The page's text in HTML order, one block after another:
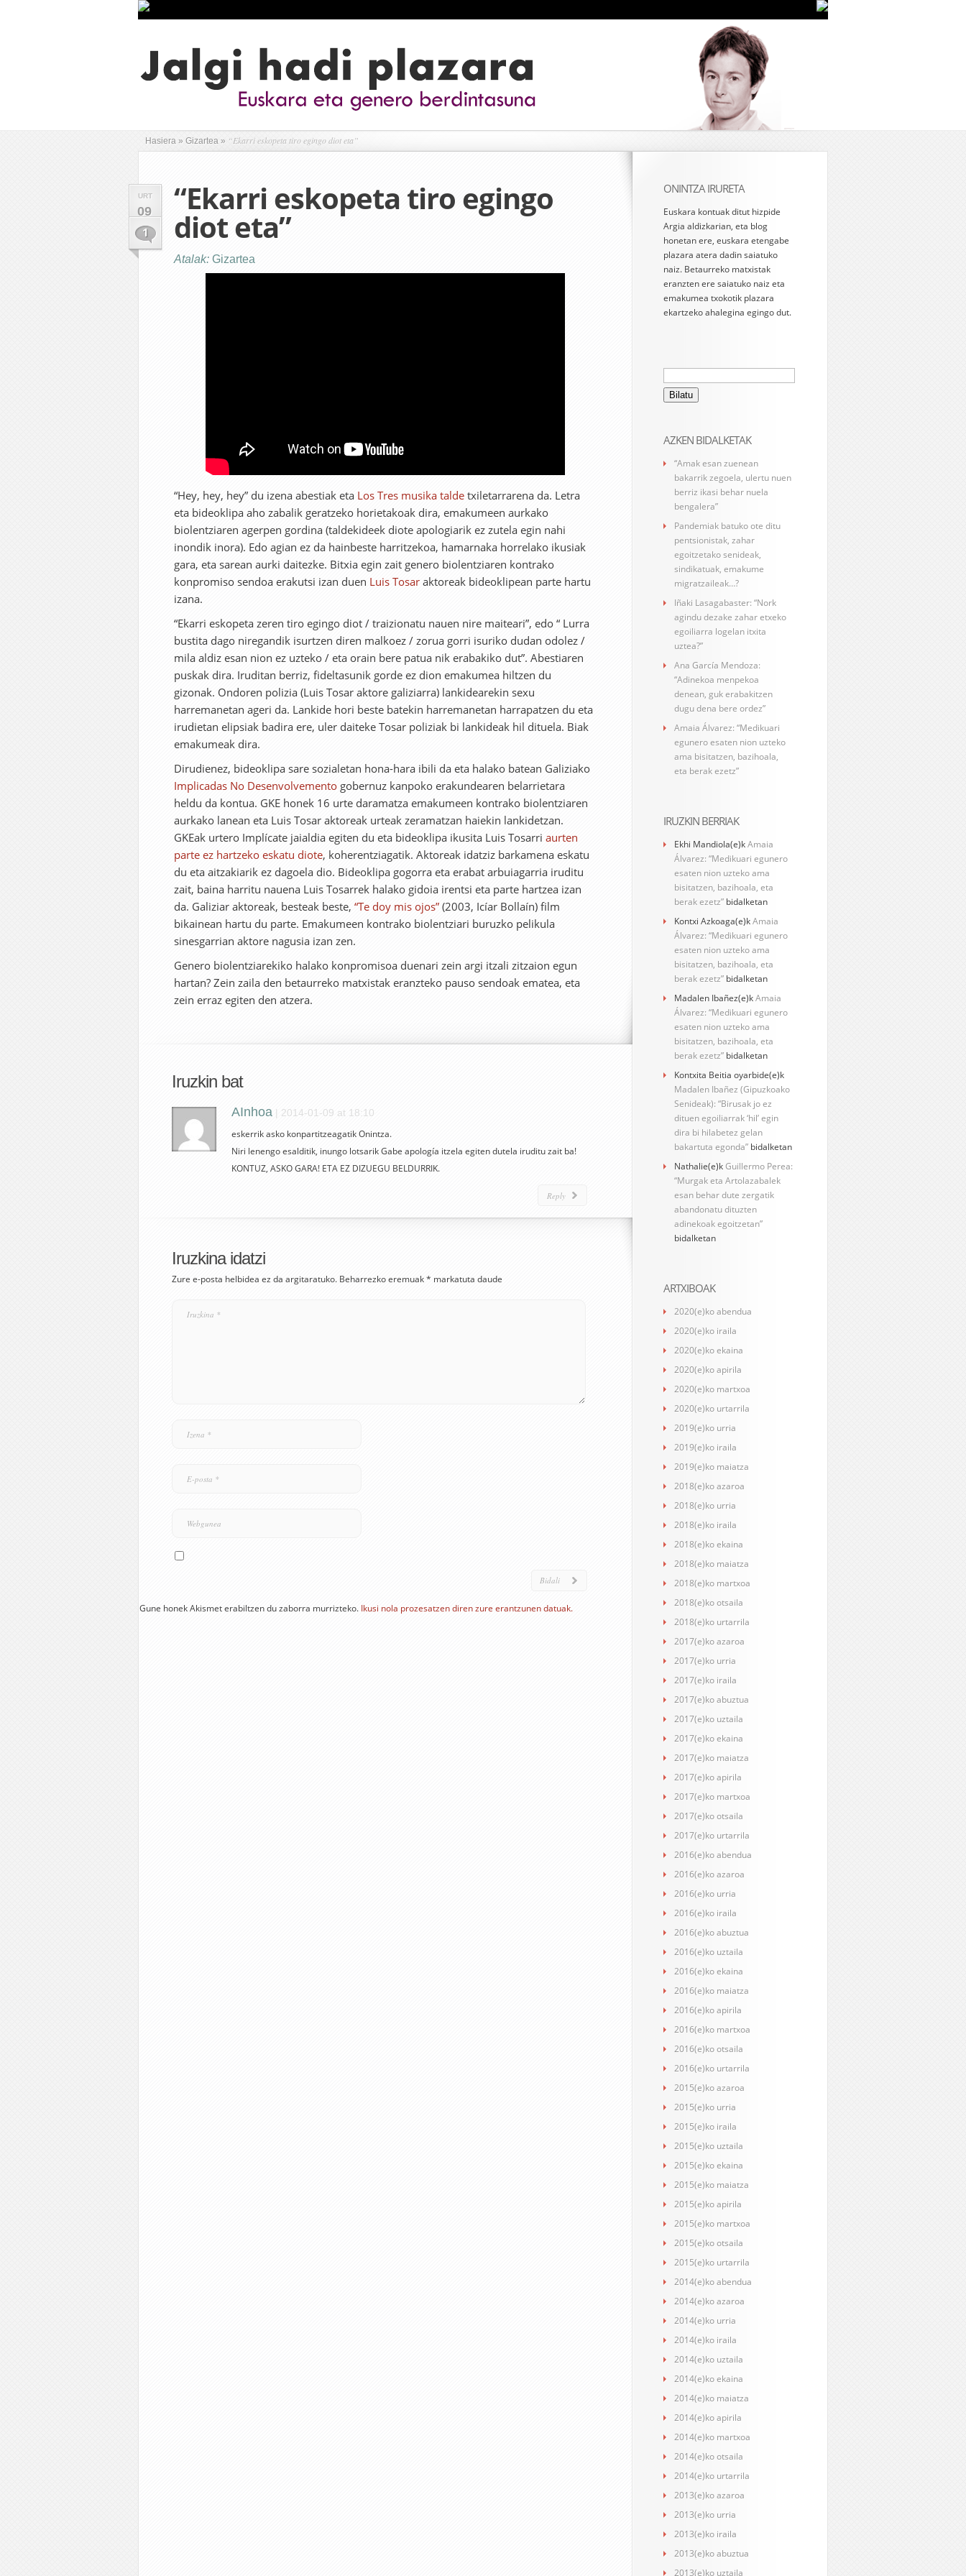
Hasiera » Gizartea » “Ekarri eskopeta tiro egingo diot eta”
URT
09
1
“Ekarri eskopeta tiro egingo
diot eta”
Atalak: Gizartea
“Hey, hey, hey” du izena abestiak eta Los Tres musika talde txiletarrarena da. Letra
eta bideoklipa aho zabalik geratzeko horietakoak dira, emakumeen aurkako
biolentziaren agerpen gordina (taldekideek diote apologiarik ez zutela egin nahi
inondik inora). Edo agian ez da hainbeste harritzekoa, hamarnaka horrelako ikusiak
gara, eta sarean aurki daitezke. Bitxia egin zait genero biolentziaren kontrako
konpromiso sendoa erakutsi izan duen Luis Tosar aktoreak bideoklipean parte hartu
izana.
“Ekarri eskopeta zeren tiro egingo diot / traizionatu nauen nire maiteari”, edo “ Lurra
bustita dago niregandik isurtzen diren malkoez / zorua gorri isuriko dudan odolez /
mila aldiz esan nion ez uzteko / eta orain bere patua nik erabakiko dut”. Abestiaren
puskak dira. Iruditan berriz, fideltasunik gorde ez dion emakumea hiltzen du
gizonak. Ondoren polizia (Luis Tosar aktore galiziarra) lankidearekin sexu
harremanetan ageri da. Lankide hori beste batekin harremanetan harrapatzen du eta
irudietan elipsiak badira ere, uler daiteke Tosar poliziak bi lankideak hil dituela. Biak
emakumeak dira.
Dirudienez, bideoklipa sare sozialetan hona-hara ibili da eta halako batean Galiziako
Implicadas No Desenvolvemento gobernuz kanpoko erakundearen belarrietara
heldu da kontua. GKE honek 16 urte daramatza emakumeen kontrako biolentziaren
aurkako lanean eta Luis Tosar aktoreak urteak zeramatzan haiekin lankidetzan.
GKEak urtero Implícate jaialdia egiten du eta bideoklipa ikusita Luis Tosarri aurten
parte ez hartzeko eskatu diote, koherentziagatik. Aktoreak idatziz barkamena eskatu
du eta aitzakiarik ez dagoela dio. Bideoklipa gogorra eta erabat arbuiagarria iruditu
zait, baina harritu nauena Luis Tosarrek halako gidoia irentsi eta parte hartzea izan
da. Galiziar aktoreak, besteak beste, “Te doy mis ojos” (2003, Icíar Bollaín) film
bikainean hartu du parte. Emakumeen kontrako biolentziari buruzko pelikula
sinesgarrian aktore nagusia izan zen.
Genero biolentziarekiko halako konpromisoa duenari zein argi itzali zitzaion egun
hartan? Zein zaila den betaurreko matxistak eranzteko pauso sendoak ematea, eta
zein erraz egiten den atzera.
Iruzkin bat
AInhoa 2014-01-09 at 18:10
eskerrik asko konpartitzeagatik Onintza.
Niri lenengo esalditik, inungo lotsarik Gabe apología itzela egiten dutela iruditu zait ba!
KONTUZ, ASKO GARA! ETA EZ DIZUEGU BELDURRIK.
Reply
Iruzkina idatzi
Zure e-posta helbidea ez da argitaratuko. Beharrezko eremuak* markatuta daude
Gune honek Akismet erabiltzen du zaborra murrizteko. Ikusi nola prozesatzen diren zure erantzunen datuak.
ONINTZA IRURETA
Euskara kontuak ditut hizpide
Argia aldizkarian, eta blog
honetan ere, euskara etengabe
plazara atera dadin saiatuko
naiz. Betaurreko matxistak
eranzten ere saiatuko naiz eta
emakumea txokotik plazara
ekartzeko ahalegina egingo dut.
Bilatu:
AZKEN BIDALKETAK
“Amak esan zuenean
bakarrik zegoela, ulertu nuen
berriz ikasi behar nuela
bengalera”
Pandemiak batuko ote ditu
pentsionistak, zahar
egoitzetako senideak,
sindikatuak, emakume
migratzaileak…?
Iñaki Lasagabaster: “Nork
agindu dezake zahar etxeko
egoiliarra logelan itxita
uztea?”
Ana García Mendoza:
“Adinekoa menpekoa
denean, guk erabakitzen
dugu dena bere ordez”
Amaia Álvarez: “Medikuari
egunero esaten nion uzteko
ama bisitatzen, bazihoala,
eta berak ezetz”
IRUZKIN BERRIAK
Ekhi Mandiola(e)kAmaia
Álvarez: “Medikuari egunero
esaten nion uzteko ama
bisitatzen, bazihoala, eta
berak ezetz” bidalketan
Kontxi Azkoaga(e)kAmaia
Álvarez: “Medikuari egunero
esaten nion uzteko ama
bisitatzen, bazihoala, eta
berak ezetz” bidalketan
Madalen Ibañez(e)kAmaia
Álvarez: “Medikuari egunero
esaten nion uzteko ama
bisitatzen, bazihoala, eta
berak ezetz” bidalketan
Kontxita Beitia oyarbide(e)k
Madalen Ibañez (Gipuzkoako
Senideak): “Birusak jo ez
dituen egoiliarrak ‘hil’ egin
dira bi hilabetez gelan
bakartuta egonda” bidalketan
Nathalie(e)kGuillermo Perea:
“Murgak eta Artolazabalek
esan behar dute zergatik
abandonatu dituzten
adinekoak egoitzetan”
bidalketan
ARTXIBOAK
2020(e)ko abendua
2020(e)ko iraila
2020(e)ko ekaina
2020(e)ko apirila
2020(e)ko martxoa
2020(e)ko urtarrila
2019(e)ko urria
2019(e)ko iraila
2019(e)ko maiatza
2018(e)ko azaroa
2018(e)ko urria
2018(e)ko iraila
2018(e)ko ekaina
2018(e)ko maiatza
2018(e)ko martxoa
2018(e)ko otsaila
2018(e)ko urtarrila
2017(e)ko azaroa
2017(e)ko urria
2017(e)ko iraila
2017(e)ko abuztua
2017(e)ko uztaila
2017(e)ko ekaina
2017(e)ko maiatza
2017(e)ko apirila
2017(e)ko martxoa
2017(e)ko otsaila
2017(e)ko urtarrila
2016(e)ko abendua
2016(e)ko azaroa
2016(e)ko urria
2016(e)ko iraila
2016(e)ko abuztua
2016(e)ko uztaila
2016(e)ko ekaina
2016(e)ko maiatza
2016(e)ko apirila
2016(e)ko martxoa
2016(e)ko otsaila
2016(e)ko urtarrila
2015(e)ko azaroa
2015(e)ko urria
2015(e)ko iraila
2015(e)ko uztaila
2015(e)ko ekaina
2015(e)ko maiatza
2015(e)ko apirila
2015(e)ko martxoa
2015(e)ko otsaila
2015(e)ko urtarrila
2014(e)ko abendua
2014(e)ko azaroa
2014(e)ko urria
2014(e)ko iraila
2014(e)ko uztaila
2014(e)ko ekaina
2014(e)ko maiatza
2014(e)ko apirila
2014(e)ko martxoa
2014(e)ko otsaila
2014(e)ko urtarrila
2013(e)ko azaroa
2013(e)ko urria
2013(e)ko iraila
2013(e)ko abuztua
2013(e)ko uztaila